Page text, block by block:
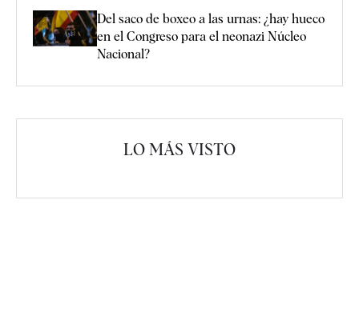
Del saco de boxeo a las urnas: ¿hay hueco
en el Congreso para el neonazi Núcleo
Nacional?
LO MÁS VISTO